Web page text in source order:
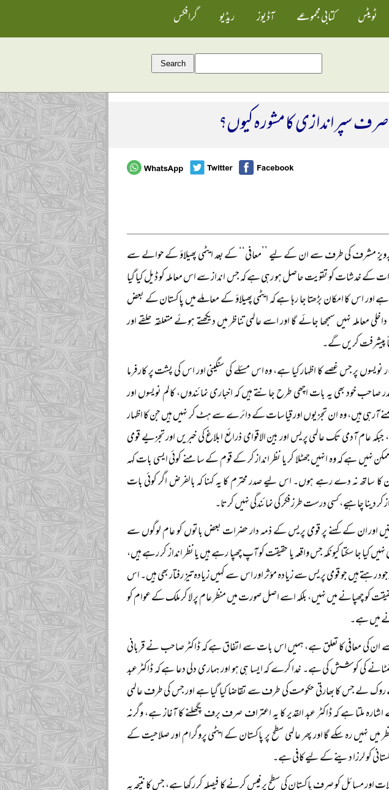
ٹویٹس کتابی مجموعے آڈیوز ریڈیو گرافکس
سپر اندازی کا مشورہ کیوں؟
مشرف کی طرف سے ان کے لیے ’’معافی‘‘ کے بعد ایٹمی پھیلاؤ کے حوالے سے
کے خدشات کو تقویت حاصل ہو رہی ہے کہ جس انداز سے اس معاملہ کو ڈیل کیا گیا
اور اس کا امکان بڑھتا جا رہا ہے کہ ایٹمی پھیلاؤ کے معاملے میں پاکستان کے بعض
معاملہ نہیں سمجھا جائے گا اور اسے عالمی تناظر میں دیکھتے ہوئے متعلقہ حلقے اور
پیشرفت کریں گے۔
پر جس غصے کا اظہار کیا ہے، وہ اس مسئلے کی سنگینی اور اس کی پشت پر کارفرما
خود بھی یہ بات اچھی طرح جانتے ہیں کہ اخباری نمائندوں، کالم نویسوں اور
آرہی ہیں، وہ ان تجزیوں اور قیاسات کے دائرے سے ہٹ کر نہیں ہیں جن کا اظہار
عام آدمی تک عالمی پریس اور بین الاقوامی ذرائع ابلاغ کی خبریں اور تجزیے قومی
نہیں ہے کہ وہ انہیں جھٹلا کر یا نظر انداز کر کے قوم کے سامنے کوئی ایسی بات کہہ
ساتھ نہ دے رہے ہوں۔ اس لیے صدر محترم کا یہ کہنا کہ بالفرض اگر کوئی بات
دینا چاہیے، کسی درست طرز فکر کی نمائندگی نہیں کرتا۔
اور ان کے کہنے پر قومی پریس کے ذمہ دار حضرات بعض باتوں کو عام لوگوں سے
جا سکتا کیونکہ جس واقعہ یا حقیقت کو آپ چھپا رہے ہیں یا نظر انداز کر رہے ہیں،
ہیں جو قومی پریس سے زیادہ مؤثر اور اس سے کہیں زیادہ تیز رفتار بھی ہیں۔ اس
کو چھپانے میں نہیں، بلکہ اسے اصل صورت میں منظر عام پر لا کر ملک کے عوام کو
میں ہے۔
ان کی معافی کا تعلق ہے، ہمیں اس بات سے اتفاق ہے کہ ڈاکٹر صاحب نے قربانی
نمٹانے کی کوشش کی ہے۔ خدا کرے کہ ایسا ہی ہو اور ہماری دلی دعا ہے کہ ڈاکٹر عبد
سے روک لے جس کا بھارتی حکومت کی طرف سے تقاضا کیا گیا ہے اور جس کی طرف عالمی
ملتا ہے کہ ڈاکٹر عبد القدیر کا یہ اعتراف صرف برف پگھلنے کا آغاز ہے، وگرنہ
میں نہیں رہ سکے گا اور پھر عالمی سطح پر پاکستان کے ایٹمی پروگرام اور صلاحیت کے
کو لرزا دینے کے لیے کافی ہے۔